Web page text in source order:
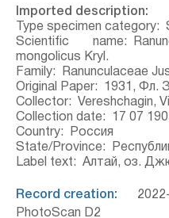
Imported description:
Type specimen category:
Scientific name:
mongolicus Kryl.
Family:
Ranunculaceae
Original Paper:
1931, Фл.
Collector: Vereshchagin,
Collection date:
17 07
Country:
Россия
State/Province:
Label text: Алтай, оз.
Record creation: 2022-
PhotoScan D2